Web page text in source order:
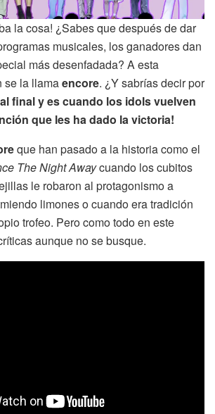
la cosa! ¿Sabes que después de dar
musicales, los ganadores dan
más desenfadada? A esta
se la llamaencore. ¿Y sabrías decir por
final y es cuando los idols vuelven
que les ha dado la victoria!
que han pasado a la historia como el
The Night Awaycuando los cubitos
le robaron al protagonismo a
limones o cuando era tradición
trofeo. Pero como todo en este
aunque no se busque.